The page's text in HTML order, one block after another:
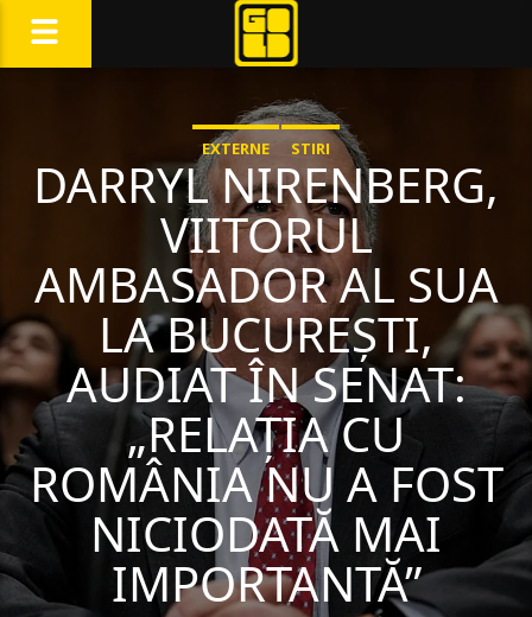
EXTERNE STIRI
DARRYL NIRENBERG,
VIITORUL
AMBASADOR AL SUA
LA BUCUREȘTI,
AUDIAT ÎN SENAT:
„RELAŢIA CU
ROMÂNIA NU A FOST
NICIODATĂ MAI
IMPORTANTĂ”